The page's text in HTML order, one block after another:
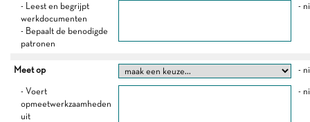
- Leest en begrijpt
werkdocumenten
- Bepaalt de benodigde
patronen
-
Meet op -
- Voert
opmeetwerkzaamheden
uit
-